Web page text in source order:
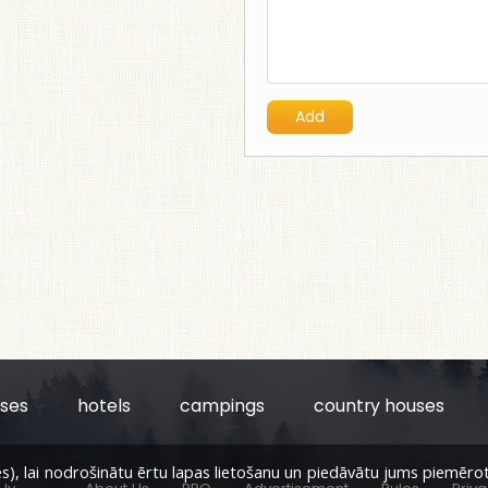
hotels campings country houses
lai nodrošinātu ērtu lapas lietošanu un piedāvātu jums